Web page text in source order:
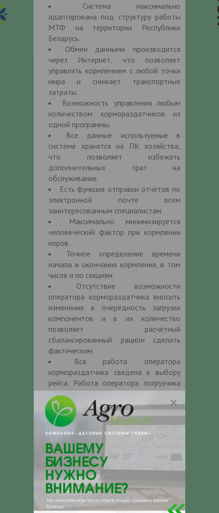
Система максимально
адаптирована под структуру работы
МТФ на территории Республики
Беларусь.
Обмен данными производится
через Интернет, что позволяет
управлять кормлением с любой точки
мира и снижает транспортные
затраты.
Возможность управления любым
количеством кормораздатчиков из
одной программы.
Все данные используемые в
системе хранятся на ПК хозяйства,
что позволяет избежать
дополнительных трат на
обслуживание.
Есть функция отправки отчётов по
электронной почте всем
заинтересованным специалистам.
Максимально минимизируется
человеческий фактор при кормлении
коров.
Точное определение времени
начала и окончания кормления, в том
числе и по секциям.
Отсутствие возможности
оператора кормораздатчика вносить
изменение в очерёдность загрузки
компонентов и в их количество
позволяет расчётный
сбалансированный рацион сделать
фактическим.
Вся работа оператора
кормораздатчика сведена к выбору
рейса. Работа оператора погрузчика
сведена к чёткому следованию
инструкций. Это позволяет
минимизировать человеческий
фактор.
Удобный интерфейс – на обучение
пользователя уходит не более 30
минут – справится оператор любого
возраста, даже с минимальным
знанием ПК.
Система позволяет
минимизировать и практически убрать